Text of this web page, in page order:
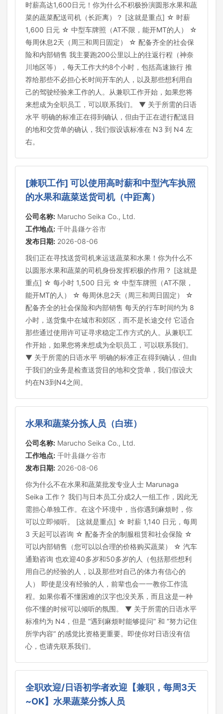
时薪高达1,600日元！你为什么不积极扮演圆形水果和蔬
菜的蔬菜配送司机（长距离）？ [这就是重点] ☆ 时薪
1,600 日元 ☆ 中型车牌照（AT不限，能开MT的人） ☆
每周休息2天（周三和周日固定） ☆ 配备齐全的社会保
险和内部销售 我主要跑200公里以上的往返行程（神奈
川地区等），每天工作大约8个小时，包括高速旅行 推
荐给那些不必担心长时间开车的人，以及那些想利用自
己的驾驶经验来工作的人。从兼职工作开始，如果您将
来想成为全职员工，可以联系我们。 ▼ 关于所需的日语
水平 明确的标准正在得到确认，但由于正在进行配送目
的地和交货单的确认，我们假设该标准在 N3 到 N4 左
右。
[兼职工作] 可以使用高时薪和中型汽车执照
的水果和蔬菜送货司机（中距离）
公司名称: Marucho Seika Co., Ltd.
工作地点: 千叶县鎌ケ谷市
发布日期: 2026-08-06
我们正在寻找送货司机来运送蔬菜和水果！你为什么不
以圆形水果和蔬菜的司机身份发挥积极的作用？ [这就是
重点] ☆ 每小时 1,500 日元 ☆ 中型车牌照（AT不限，
能开MT的人） ☆ 每周休息2天（周三和周日固定） ☆
配备齐全的社会保险和内部销售 每天的行车时间约为 8
小时，送货集中在城市和郊区，而不是长途交付 它适合
那些通过使用许可证寻求稳定工作方式的人。从兼职工
作开始，如果您将来想成为全职员工，可以联系我们。
▼ 关于所需的日语水平 明确的标准正在得到确认，但由
于我们的业务是检查送货目的地和交货单，我们假设大
约在N3到N4之间。
水果和蔬菜分拣人员（白班）
公司名称: Marucho Seika Co., Ltd.
工作地点: 千叶县鎌ケ谷市
发布日期: 2026-08-06
你为什么不在水果和蔬菜批发专业人士 Marunaga
Seika 工作？ 我们与日本员工分成2人一组工作，因此无
需担心单独工作。在这个环境中，当你遇到麻烦时，你
可以立即倾听。 [这就是重点] ☆ 时薪 1,140 日元，每周
3 天起可以咨询 ☆ 配备齐全的制服租赁和社会保险 ☆
可以内部销售（您可以以合理的价格购买蔬菜） ☆ 汽车
通勤咨询 也欢迎40多岁和50多岁的人（包括那些想利
用自己的经验的人，以及那些对自己的体力有信心的
人） 即使是没有经验的人，前辈也会一一教你工作流
程。如果你看不懂困难的汉字也没关系，而且这是一种
你不懂的时候可以倾听的氛围。 ▼ 关于所需的日语水平
标准约为 N4，但是 “遇到麻烦时能够提问” 和 “努力记住
所学内容” 的感觉比资格更重要。即使你对日语没有信
心，也请先联系我们。
全职欢迎/日语初学者欢迎【兼职，每周3天
~OK】水果蔬菜分拣人员